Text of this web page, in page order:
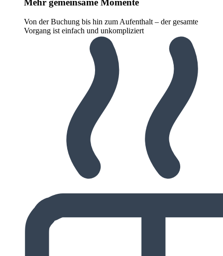
Mehr gemeinsame Momente
Von der Buchung bis hin zum Aufenthalt – der gesamte
Vorgang ist einfach und unkompliziert